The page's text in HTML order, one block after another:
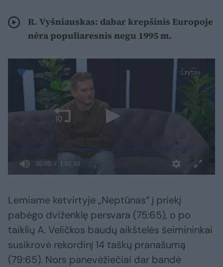
R. Vyšniauskas: dabar krepšinis Europoje
nėra populiaresnis negu 1995 m.
Lemiame ketvirtyje „Neptūnas“ į priekį
pabėgo dviženklę persvara (75:65), o po
taiklių A. Veličkos baudų aikštelės šeimininkai
susikrovė rekordinį 14 taškų pranašumą
(79:65). Nors panevėžiečiai dar bandė